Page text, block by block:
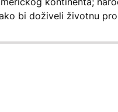
bi doživeli životnu